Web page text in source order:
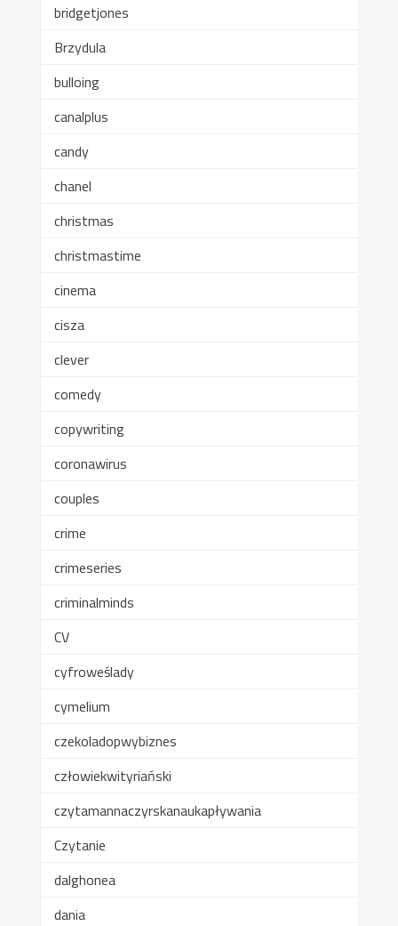
bridgetjones
Brzydula
bulloing
canalplus
candy
chanel
christmas
christmastime
cinema
cisza
clever
comedy
copywriting
coronawirus
couples
crime
crimeseries
criminalminds
CV
cyfroweślady
cymelium
czekoladopwybiznes
człowiekwityriański
czytamannaczyrskanaukapływania
Czytanie
dalghonea
dania